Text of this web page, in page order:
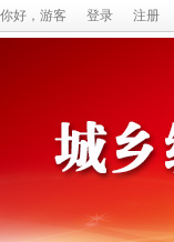
你好，游客 登录 注册